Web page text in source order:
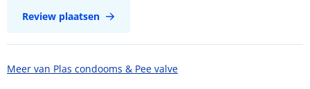
Review plaatsen
Meer van Plas condooms & Pee valve